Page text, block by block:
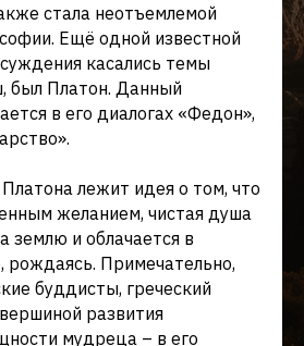
стала неотъемлемой
Ещё одной известной
касались темы
был Платон. Данный
в его диалогах «Федон»,
лежит идея о том, что
желанием, чистая душа
землю и облачается в
рождаясь. Примечательно,
буддисты, греческий
развития
мудреца – в его